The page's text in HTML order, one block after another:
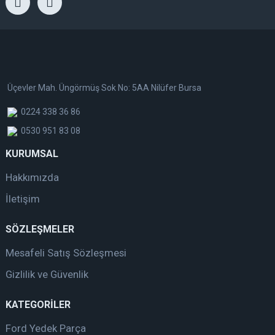
Üçevler Mah. Üngörmüş Sok No: 5AA Nilüfer Bursa
0224 338 36 86
0530 951 83 08
KURUMSAL
Hakkımızda
İletişim
SÖZLEŞMELER
Mesafeli Satış Sözleşmesi
Gizlilik ve Güvenlik
KATEGORİLER
Ford Yedek Parça